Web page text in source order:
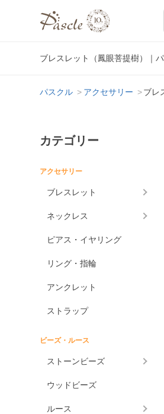
ブレスレット（鳳眼菩提樹）｜
パスクル アクセサリー ブレ
カテゴリー
アクセサリー
ブレスレット
ネックレス
ピアス・イヤリング
リング・指輪
アンクレット
ストラップ
ビーズ・ルース
ストーンビーズ
ウッドビーズ
ルース